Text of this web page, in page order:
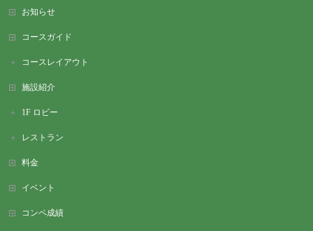
お知らせ
コースガイド
コースレイアウト
施設紹介
1F ロビー
レストラン
料金
イベント
コンペ成績